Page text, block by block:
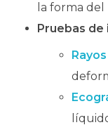
la forma del
Pruebas de